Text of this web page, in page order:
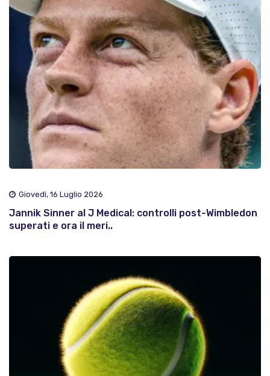
Giovedì, 16 Luglio 2026
Jannik Sinner al J Medical: controlli post-Wimbledon
superati e ora il meri..